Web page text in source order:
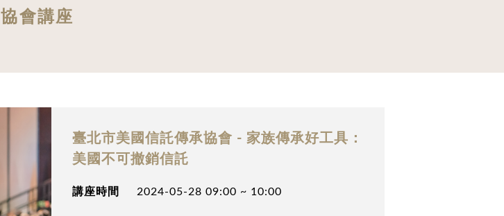
協會講座
臺北市美國信託傳承協會 - 家族傳承好工具：
美國不可撤銷信託
講座時間 2024-05-28 09:00 ~ 10:00